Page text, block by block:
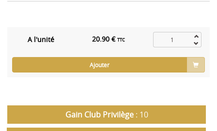
A l'unité 20.90 € TTC
Ajouter
Gain Club Privilège: 10